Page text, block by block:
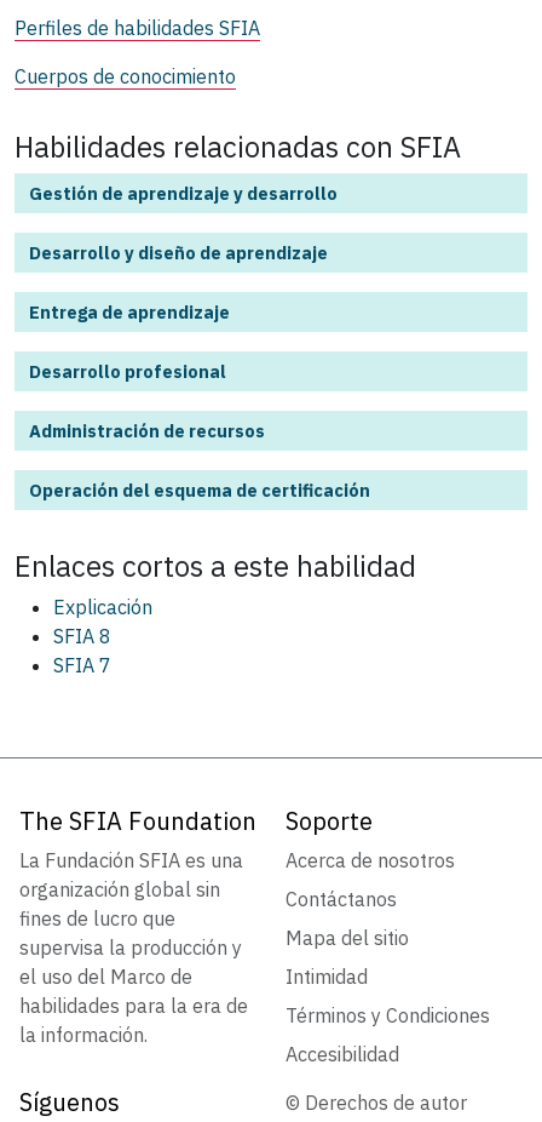
Perfiles de habilidades SFIA
Cuerpos de conocimiento
Habilidades relacionadas con SFIA
Gestión de aprendizaje y desarrollo
Desarrollo y diseño de aprendizaje
Entrega de aprendizaje
Desarrollo profesional
Administración de recursos
Operación del esquema de certificación
Enlaces cortos a este habilidad
Explicación
SFIA 8
SFIA 7
The SFIA Foundation
La Fundación SFIA es una
organización global sin
fines de lucro que
supervisa la producción y
el uso del Marco de
habilidades para la era de
la información.
Soporte
Acerca de nosotros
Contáctanos
Mapa del sitio
Intimidad
Términos y Condiciones
Accesibilidad
Síguenos
© Derechos de autor